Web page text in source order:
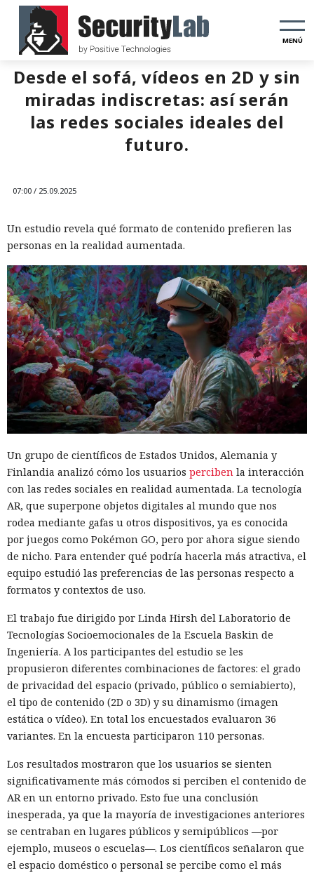
MENÚ
Desde el sofá, vídeos en 2D y sin
miradas indiscretas: así serán
las redes sociales ideales del
futuro.
07:00 / 25.09.2025
Un estudio revela qué formato de contenido prefieren las
personas en la realidad aumentada.
Un grupo de científicos de Estados Unidos, Alemania y
Finlandia analizó cómo los usuarios perciben la interacción
con las redes sociales en realidad aumentada. La tecnología
AR, que superpone objetos digitales al mundo que nos
rodea mediante gafas u otros dispositivos, ya es conocida
por juegos como Pokémon GO, pero por ahora sigue siendo
de nicho. Para entender qué podría hacerla más atractiva, el
equipo estudió las preferencias de las personas respecto a
formatos y contextos de uso.
El trabajo fue dirigido por Linda Hirsh del Laboratorio de
Tecnologías Socioemocionales de la Escuela Baskin de
Ingeniería. A los participantes del estudio se les
propusieron diferentes combinaciones de factores: el grado
de privacidad del espacio (privado, público o semiabierto),
el tipo de contenido (2D o 3D) y su dinamismo (imagen
estática o vídeo). En total los encuestados evaluaron 36
variantes. En la encuesta participaron 110 personas.
Los resultados mostraron que los usuarios se sienten
significativamente más cómodos si perciben el contenido de
AR en un entorno privado. Esto fue una conclusión
inesperada, ya que la mayoría de investigaciones anteriores
se centraban en lugares públicos y semipúblicos —por
ejemplo, museos o escuelas—. Los científicos señalaron que
el espacio doméstico o personal se percibe como el más